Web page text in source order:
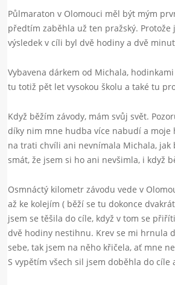
Půlmaraton v Olomouci měl být mým
předtím zaběhla už ten pražský.
výsledek v cíli byl dvě hodiny a dvě
Vybavena dárkem od Michala,
tu totiž pět let vysokou školu a také tu
Když běžím závody, mám svůj svět.
díky nim mne hudba více nabudí a moje
na trati chvíli ani nevnímala Michala, jak
smát, že jsem si ho ani nevšimla, i když
Osmnáctý kilometr závodu vede v
až ke kolejím ( běží se tu dokonce
jsem se těšila do cíle, když v tom se
dvě hodiny nestihnu. Krev se mi hrnula
sebe, tak jsem na něho křičela, ať mne
S vypětím všech sil jsem doběhla do